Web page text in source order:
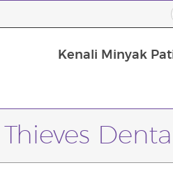
Kenali Minyak
Thieves